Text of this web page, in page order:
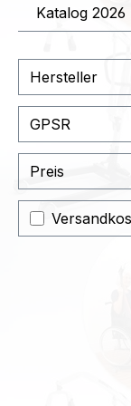
Katalog 2026
Hersteller
GPSR
Preis
Filter